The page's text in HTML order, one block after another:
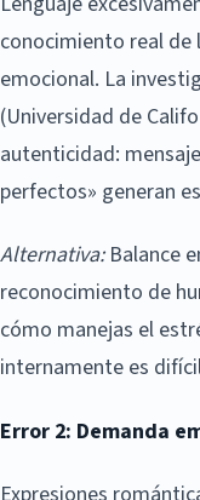
conocimiento real de
emocional. La
(Universidad de
autenticidad:
perfectos» generan
Alternativa:Balance
reconocimiento de
cómo manejas el
internamente es
Error 2: Demanda